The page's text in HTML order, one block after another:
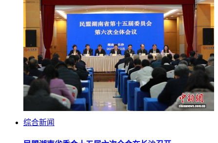
综合新闻